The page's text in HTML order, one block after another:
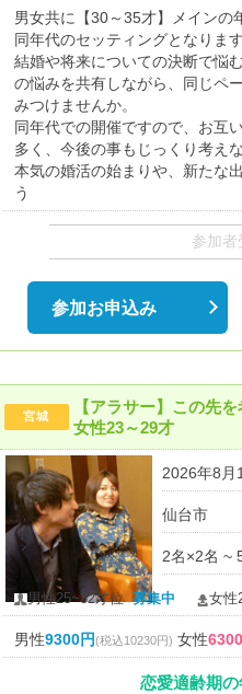
男女共に【30～35才】メインの
同年代のセッティングとなります
結婚や将来についての決断で悩
の悩みを共有しながら、同じペ
みつけませんか。
同年代での開催ですので、お互
多く、今後の事もじっくり考え
本気の婚活の始まりや、新たな
う
参加者
参加お申込み
宮城
【アラサー】この先
女性23～29才
2026年8
仙台市
2名×2名 ~
男性25~32才位募集中 女性
男性9300円(税込10230円) 女性
恋愛適齢期